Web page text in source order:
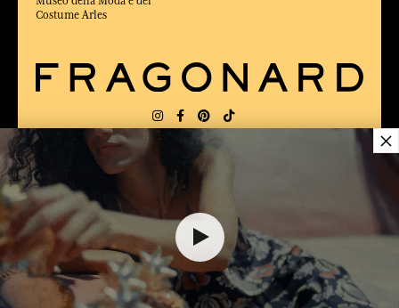
23,00 €
Costume Arles
CONSEGNA: FR
ELETTO MIGLIOR SITO DI COMMERCIO
Online 2025 dalla rivista Capital
×